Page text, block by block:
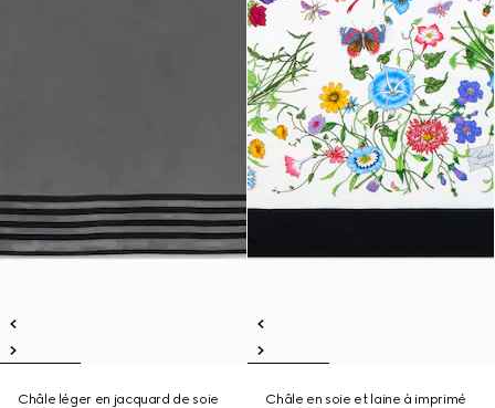
Châle léger en jacquard de soie
Châle en soie et laine à imprimé